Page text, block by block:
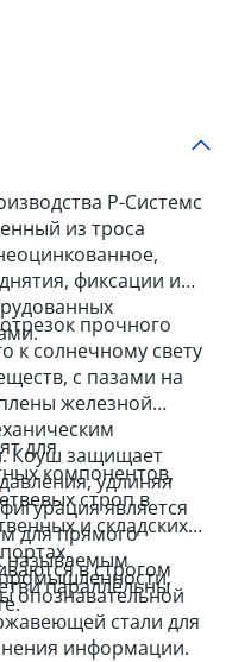
Р-Системс
из троса
фиксации и
прочного
к солнечному свету
с пазами на
железной
Коуш защищает
удлиняя
является
для прямого
называемым
параллельны
для
компонентов,
строп в
и складских
в строгом
опознавательной
стали для
информации.